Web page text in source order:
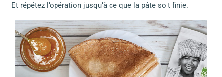
Et répétez l’opération jusqu’à ce que la pâte soit finie.